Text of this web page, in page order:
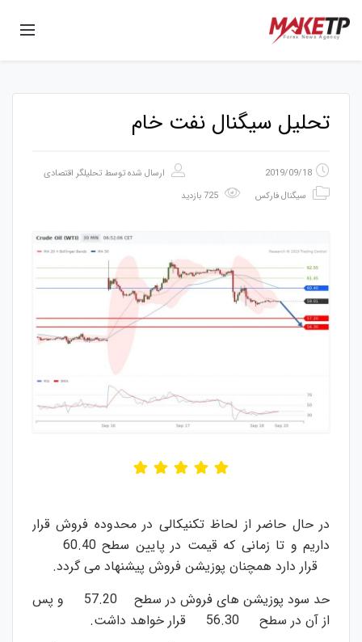
تحلیل سیگنال نفت خام
2019/09/18 ارسال شده توسط تحلیلگر اقتصادی
سیگنال فارکس
در حال حاضر از لحاظ تکنیکالی در محدوده فروش قرار
قرار دارد همچنان پوزیشن فروش پیشنهاد می گردد.
حد سود پوزیشن های فروش در سطح 57.20 و پس
از آن در سطح 56.30 قرار خواهد داشت.